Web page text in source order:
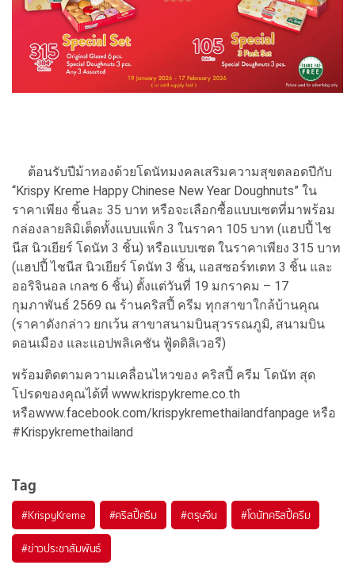
ต้อนรับปีม้าทองด้วยโดนัทมงคลเสริมความสุขตลอดปีกับ
“Krispy Kreme Happy Chinese New Year Doughnuts” ใน
ราคาเพียง ชิ้นละ 35 บาท หรือจะเลือกซื้อแบบเซตที่มาพร้อม
กล่องลายลิมิเต็ดทั้งแบบแพ็ก 3 ในราคา 105 บาท (แฮปปี้ ไช
นีส นิวเยียร์ โดนัท 3 ชิ้น) หรือแบบเซต ในราคาเพียง 315 บาท
(แฮปปี้ ไชนีส นิวเยียร์ โดนัท 3 ชิ้น, แอสซอร์ทเตท 3 ชิ้น และ
ออริจินอล เกลซ 6 ชิ้น) ตั้งแต่วันที่ 19 มกราคม – 17
กุมภาพันธ์ 2569 ณ ร้านคริสปี้ ครีม ทุกสาขาใกล้บ้านคุณ
(ราคาดังกล่าว ยกเว้น สาขาสนามบินสุวรรณภูมิ, สนามบิน
ดอนเมือง และแอปพลิเคชัน ฟู้ดดิลิเวอรี)
พร้อมติดตามความเคลื่อนไหวของ คริสปี้ ครีม โดนัท สุด
โปรดของคุณได้ที่ www.krispykreme.co.th
หรือwww.facebook.com/krispykremethailandfanpage หรือ
#Krispykremethailand
Tag
#KrispyKreme #คริสปี้ครีม #ตรุษจีน #โดนัทคริสปี้ครีม
#ข่าวประชาสัมพันธ์